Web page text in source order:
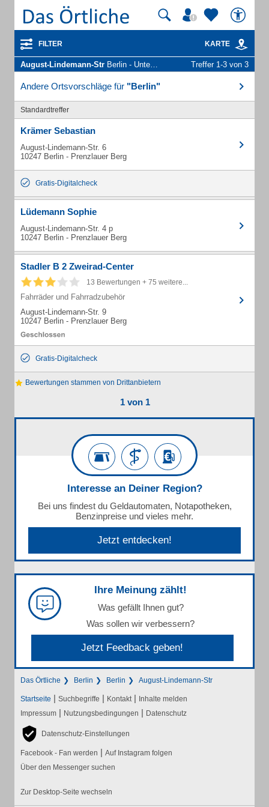
FILTER KARTE
August-Lindemann-Str Berlin - Unternehmen und Personen Treffer 1-3 von 3
Andere Ortsvorschläge für "Berlin"
Standardtreffer
Krämer Sebastian
August-Lindemann-Str. 6
10247 Berlin - Prenzlauer Berg
Gratis-Digitalcheck
Lüdemann Sophie
August-Lindemann-Str. 4 p
10247 Berlin - Prenzlauer Berg
Stadler B 2 Zweirad-Center
13 Bewertungen + 75 weitere...
Fahrräder und Fahrradzubehör
August-Lindemann-Str. 9
10247 Berlin - Prenzlauer Berg
Gratis-Digitalcheck
Bewertungen stammen von Drittanbietern
1 von 1
Interesse an Deiner Region?
Bei uns findest du Geldautomaten, Notapotheken,
Benzinpreise und vieles mehr.
Jetzt entdecken!
Ihre Meinung zählt!
Was gefällt Ihnen gut?
Was sollen wir verbessern?
Jetzt Feedback geben!
Das Örtliche Berlin Berlin August-Lindemann-Str
Startseite | Suchbegriffe | Kontakt | Inhalte melden
Impressum | Nutzungsbedingungen | Datenschutz
Datenschutz-Einstellungen
Facebook - Fan werden | Auf Instagram folgen
Über den Messenger suchen
Zur Desktop-Seite wechseln